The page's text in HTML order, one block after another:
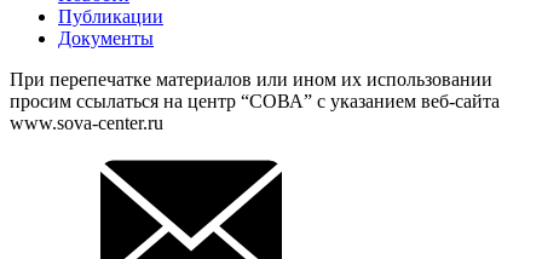
Публикации
Документы
При перепечатке материалов или ином их использовании
просим ссылаться на центр “СОВА” с указанием веб-сайта
www.sova-center.ru